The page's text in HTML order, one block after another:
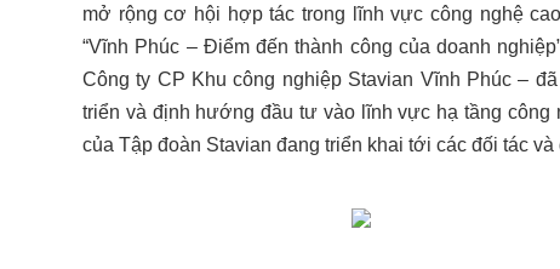
mở rộng cơ hội hợp tác trong lĩnh vực công nghệ
“Vĩnh Phúc – Điểm đến thành công của doanh
Công ty CP Khu công nghiệp Stavian Vĩnh Phúc –
triển và định hướng đầu tư vào lĩnh vực hạ tầng
của Tập đoàn Stavian đang triển khai tới các đối tác